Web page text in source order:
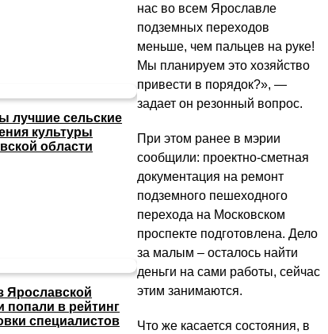
лучшие сельские
культуры
области
Ярославской
попали в рейтинг
специалистов
нас во всем Ярославле
подземных переходов
меньше, чем пальцев на руке!
Мы планируем это хозяйство
привести в порядок?», —
задает он резонный вопрос.
При этом ранее в мэрии
сообщили: проектно-сметная
документация на ремонт
подземного пешеходного
перехода на Московском
проспекте подготовлена. Дело
за малым – осталось найти
деньги на сами работы, сейчас
этим занимаются.
Что же касается состояния, в